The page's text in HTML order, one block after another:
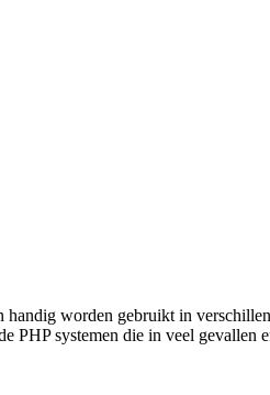
worden gebruikt in
PHP systemen die in veel